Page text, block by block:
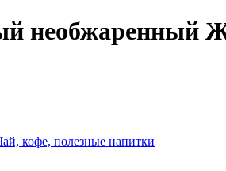
необжаренный
кофе, полезные напитки